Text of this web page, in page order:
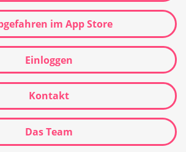
im App Store
Einloggen
Kontakt
Das Team